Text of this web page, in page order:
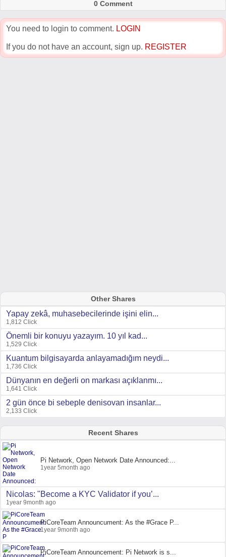
0 Comment
You need to login to comment. LOGIN
If you do not have an account, sign up. REGISTER
Other Shares
Yapay zekâ, muhasebecilerinde işini elin...
1,812 Click
Önemli bir konuyu yazayım. 10 yıl kad...
1,529 Click
Kuantum bilgisayarda anlayamadığım neydi...
1,736 Click
Dünyanın en değerli on markası açıklanmı...
1,641 Click
2 gün önce bi sebeple denisovan insanlar...
2,133 Click
Recent Shares
Pi Network, Open Network Date Announced:...
1year 5month ago
Nicolas: "Become a KYC Validator if you’...
1year 9month ago
PiCoreTeam Announcument: As the #Grace P...
1year 9month ago
PiCoreTeam Announcement: Pi Network is s...